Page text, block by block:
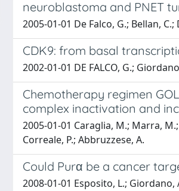
neuroblastoma and PNET
2005-01-01 De Falco, G.; Bellan,
CDK9: from basal
2002-01-01 DE FALCO, G.;
Chemotherapy regimen
complex inactivation and
2005-01-01 Caraglia, M.; Marra,
Correale, P.; Abbruzzese, A.
Could Purα be a cancer
2008-01-01 Esposito, L.; Giordano,